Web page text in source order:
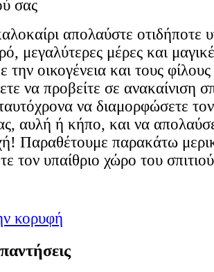
απολαύστε οτιδήποτε
μεγαλύτερες μέρες και
την οικογένεια και τους
να προβείτε σε ανακαίνιση
να διαμορφώσετε
αυλή ή κήπο, και να
Παραθέτουμε παρακάτω
τον υπαίθριο χώρο του
κορυφή